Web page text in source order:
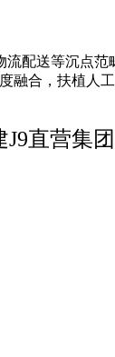
配送等沉点范
融合，扶植人
J9直营集